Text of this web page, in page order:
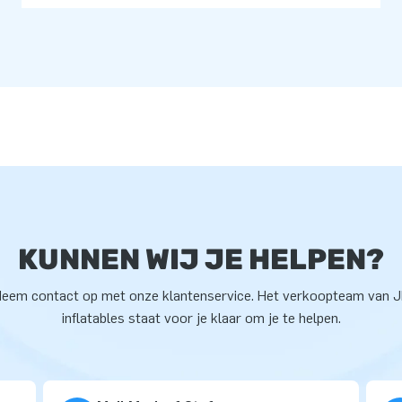
KUNNEN WIJ JE HELPEN?
contact op met onze klantenservice. Het verkoopteam van
inflatables staat voor je klaar om je te helpen.